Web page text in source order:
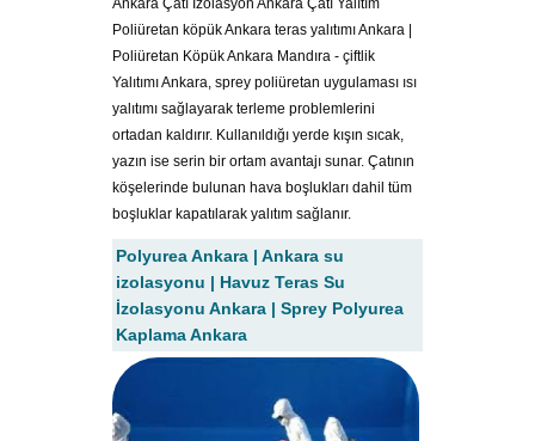
Ankara Çatı İzolasyon Ankara Çatı Yalıtım
Poliüretan köpük Ankara teras yalıtımı Ankara |
Poliüretan Köpük Ankara Mandıra - çiftlik
Yalıtımı Ankara, sprey poliüretan uygulaması ısı
yalıtımı sağlayarak terleme problemlerini
ortadan kaldırır. Kullanıldığı yerde kışın sıcak,
yazın ise serin bir ortam avantajı sunar. Çatının
köşelerinde bulunan hava boşlukları dahil tüm
boşluklar kapatılarak yalıtım sağlanır.
Polyurea Ankara | Ankara su
izolasyonu | Havuz Teras Su
İzolasyonu Ankara | Sprey Polyurea
Kaplama Ankara